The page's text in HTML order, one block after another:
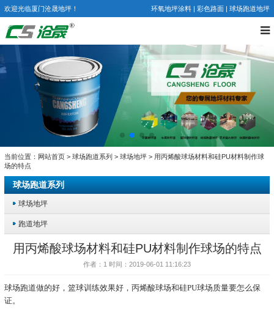
环氧地坪涂料| 彩色路面| 球场跑道地坪
欢迎光临厦门沧晟地坪！
当前位置： 网站首页 >球场跑道系列 >球场地坪 > 用丙烯酸球场材料和硅PU材料制作球
场的特点
球场跑道系列
球场地坪
跑道地坪
用丙烯酸球场材料和硅PU材料制作球场的特点
作者：1 时间：2019-06-01 11:16:23
球场跑道做的好，篮球训练效果好，丙烯酸球场和硅PU球场质量要怎么保
证。